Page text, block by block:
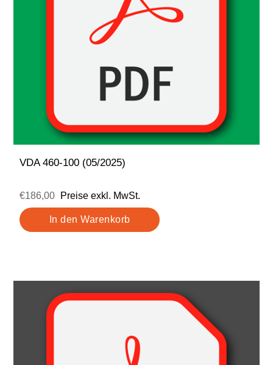
VDA 460-100 (05/2025)
€186,00 Preise exkl. MwSt.